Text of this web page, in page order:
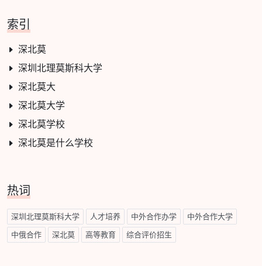
索引
深北莫
深圳北理莫斯科大学
深北莫大
深北莫大学
深北莫学校
深北莫是什么学校
热词
深圳北理莫斯科大学 人才培养 中外合作办学 中外合作大学
中俄合作 深北莫 高等教育 综合评价招生